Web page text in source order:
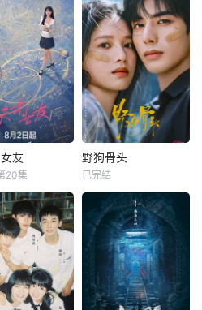
友
20集
野狗骨头
已完结